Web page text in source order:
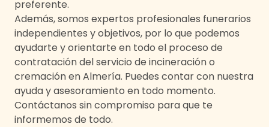
preferente.
Además, somos expertos profesionales funerarios
independientes y objetivos, por lo que podemos
ayudarte y orientarte en todo el proceso de
contratación del servicio de incineración o
cremación enAlmería. Puedes contar con nuestra
ayuda y asesoramiento en todo momento.
Contáctanos sin compromiso para que te
informemos de todo.